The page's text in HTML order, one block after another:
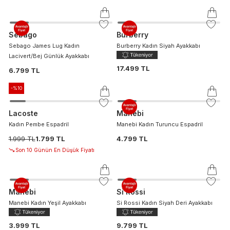
Sebago
Sebago James Lug Kadın
Lacivert/Bej Günlük Ayakkabı
6.799 TL
Burberry
Burberry Kadın Siyah Ayakkabı
17.499 TL
-%10
Lacoste
Kadın Pembe Espadril
1.999 TL1.799 TL
Son 10 Günün En Düşük Fiyatı
Manebi
Manebi Kadın Turuncu Espadril
4.799 TL
Manebi
Manebi Kadın Yeşil Ayakkabı
3.999 TL
Si Rossi
Si Rossi Kadın Siyah Deri Ayakkabı
9.799 TL